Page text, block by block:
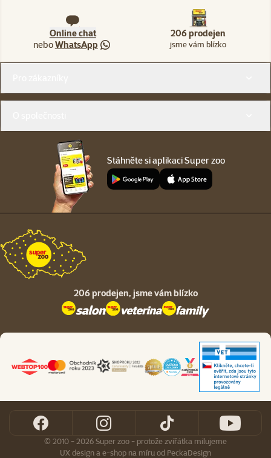
Online chat
neboWhatsApp
206 prodejen
jsme vám blízko
Stáhněte si aplikaci Super zoo
206 prodejen, jsme vám blízko
© 2010 - 2026 Super zoo - protože zvířátka milujeme
UX designa e-shop na míruod PeckaDesign